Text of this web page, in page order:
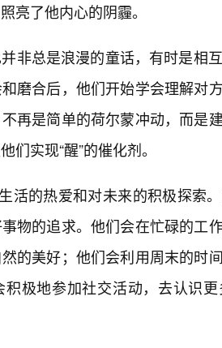
亮了他内心的阴霾。
非总是浪漫的童话，有时是相
磨合后，他们开始学会理解对
再是简单的荷尔蒙冲动，而是
们实现“醒”的催化剂。
活的热爱和对未来的积极探索
物的追求。他们会在忙碌的工
的美好；他们会利用周末的时
极地参加社交活动，去认识